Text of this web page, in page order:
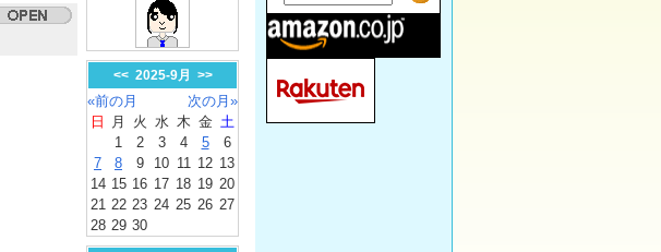
<< 2025-9月 >>
«前の月
次の月»
日
月 火 水 木 金 土
1
2 3 4 5
6
7
8 9 10 11 12 13
14 15 16 17 18 19 20
21 22 23 24 25 26 27
28 29 30